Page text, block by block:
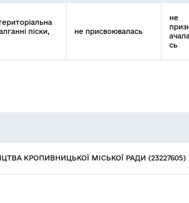
піски,
не присвоювалась
не
сь
КРОПИВНИЦЬКОЇ МІСЬКОЇ РАДИ (23227605)